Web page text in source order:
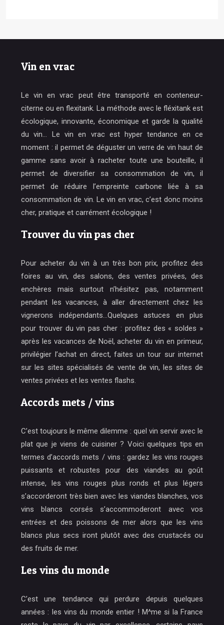
Vin en vrac
Le vin en vrac peut être transporté en conteneur-
citerne ou en flexitank. La méthode avec le fléxitank est
écologique, innovante, économique et garde la qualité
du vin… Le vin en vrac est hyper tendance en ce
moment : il permet de déguster un verre de vin haut de
gamme sans avoir à racheter toute une bouteille, il
permet de diversifier sa consommation de vin, il
permet de réduire l’empreinte carbone liée à sa
consommation de vin. Le vin en vrac, c’est donc moins
cher, pratique et carrément écologique !
Trouver du vin pas cher
Pour acheter du vin à un très bon prix, profitez des
foires au vin, des salons, des ventes privées, des
enchères mais surtout n’hésitez pas, notamment
pendant les vacances, à aller directement chez les
vignerons indépendants…Quelques astuces en plus
pour trouver du vin pas cher : profitez des « soldes »
après les vacances de Noël, acheter du vin en primeur,
privilégier l’achat en direct, faites un tour sur internet
sur les sites spécialisés de vente de vin, les sites de
ventes privées et les ventes flashs.
Accords mets / vins
C’est toujours le même dilemme : quel vin servir avec le
plat que je viens de cuisiner ? Voici quelques tips en
termes d’accords mets / vins : gardez les vins rouges
puissants et robustes pour des viandes au goût
intense, les vins rouges plus ronds et plus légers
s’accorderont très bien avec les viandes blanches, vos
vins blancs corsés s’accommoderont avec vos
entrées et des poissons de mer alors que les vins
blancs plus secs iront plutôt avec des crustacés ou
des fruits de mer.
Les vins du monde
C’est une tendance qui perdure depuis quelques
années : les vins du monde entier ! M^me si la France